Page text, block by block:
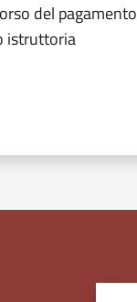
del pagamento
istruttoria